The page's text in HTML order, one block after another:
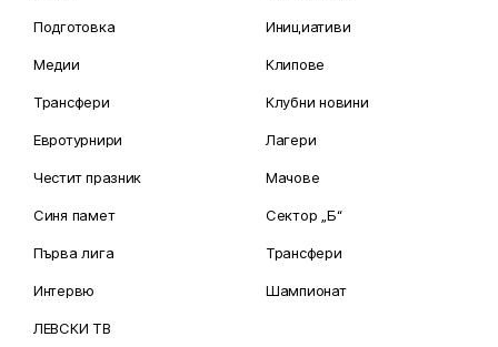
Подготовка
Медии
Трансфери
Евротурнири
Честит празник
Синя памет
Първа лига
Интервю
ЛЕВСКИ ТВ
Инициативи
Клипове
Клубни новини
Лагери
Мачове
Сектор „Б“
Трансфери
Шампионат